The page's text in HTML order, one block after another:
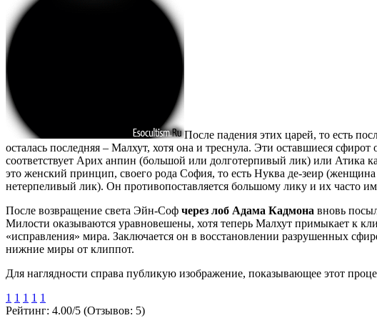
После падения этих царей, то есть
осталась последняя – Малхут, хотя она и треснула. Эти оставшиеся сфирот
соответствует Арих анпин (большой или долготерпивый лик) или Атика
это женский принцип, своего рода София, то есть Нуква де-зеир
нетерпеливый лик). Он противопоставляется большому лику и их часто
После возвращение света Эйн-Соф через лоб Адама Кадмона вновь
Милости оказываются уравновешены, хотя теперь Малхут примыкает к
«исправления» мира. Заключается он в восстановлении разрушенных
нижние миры от клиппот.
Для наглядности справа публикую изображение, показывающее этот
1 1 1 1 1
Рейтинг: 4.00/5 (Отзывов: 5)